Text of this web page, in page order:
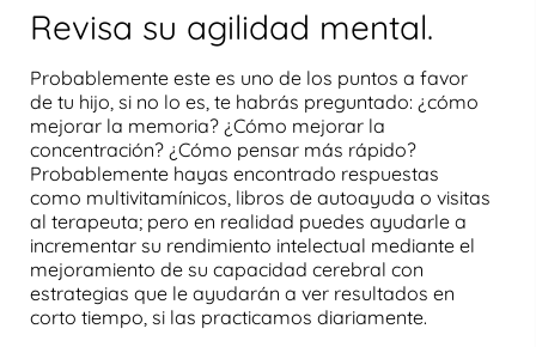
Revisa su agilidad mental.
Probablemente este es uno de los puntos a favor
de tu hijo, si no lo es, te habrás preguntado: ¿cómo
mejorar la memoria? ¿Cómo mejorar la
concentración? ¿Cómo pensar más rápido?
Probablemente hayas encontrado respuestas
como multivitamínicos, libros de autoayuda o visitas
al terapeuta; pero en realidad puedes ayudarle a
incrementar su rendimiento intelectual mediante el
mejoramiento de su capacidad cerebral con
estrategias que le ayudarán a ver resultados en
corto tiempo, si las practicamos diariamente.